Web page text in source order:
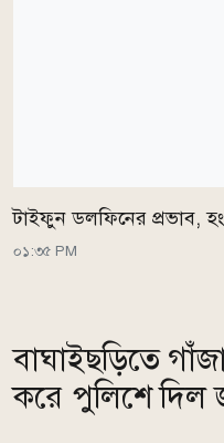
টাইফুন ডলফিনের প্রভাব,
০১:৩৫ PM
বাঘাইছড়িতে
করে পুলিশে দিল